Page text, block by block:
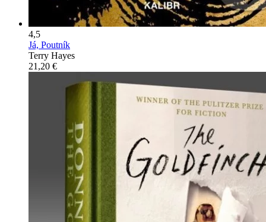
4,5
Já, Poutník
Terry Hayes
21,20 €